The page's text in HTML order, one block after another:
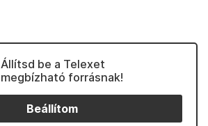
Állítsd be a Telexet
megbízható forrásnak!
Beállítom